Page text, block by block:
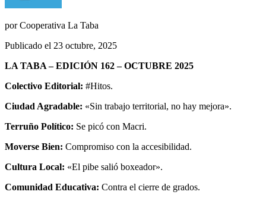
porCooperativa La Taba
Publicado el 23 octubre, 2025
LA TABA – EDICIÓN 162 – OCTUBRE 2025
Colectivo Editorial: #Hitos.
Ciudad Agradable: «Sin trabajo territorial, no hay mejora».
Terruño Político: Se picó con Macri.
Moverse Bien: Compromiso con la accesibilidad.
Cultura Local: «El pibe salió boxeador».
Comunidad Educativa: Contra el cierre de grados.